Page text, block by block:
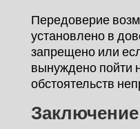
Передоверие
установлено в
запрещено или
вынуждено пойти
обстоятельств
Заключение